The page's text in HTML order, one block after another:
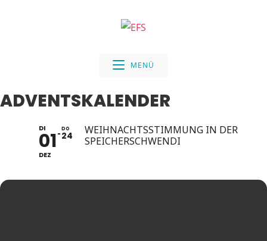
MENÜ
ADVENTSKALENDER
DI
01
DEZ
DO
24
WEIHNACHTSSTIMMUNG IN DER
SPEICHERSCHWENDI